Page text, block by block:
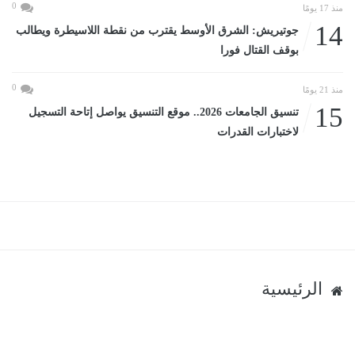
منذ 17 يومًا 0
14
جوتيريش: الشرق الأوسط يقترب من نقطة اللاسيطرة ويطالب
بوقف القتال فورا
منذ 21 يومًا 0
15
تنسيق الجامعات 2026.. موقع التنسيق يواصل إتاحة التسجيل
لاختبارات القدرات
الرئيسية